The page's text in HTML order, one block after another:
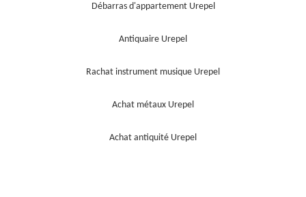
Débarras d'appartement Urepel
Antiquaire Urepel
Rachat instrument musique Urepel
Achat métaux Urepel
Achat antiquité Urepel